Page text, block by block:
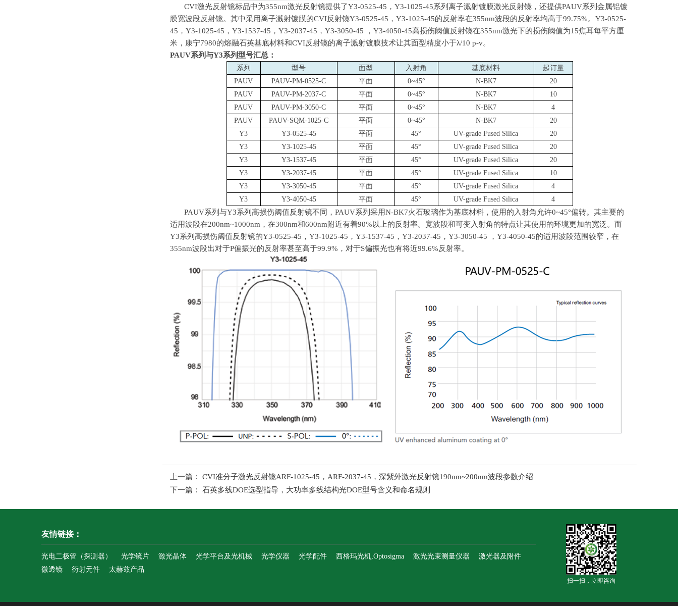
CVI激光反射镜标品中为355nm激光反射镜提供了Y3-0525-45 ， Y3-1025-45系列离子溅射镀膜激光反射镜，还提供PAUV系列金属铝镀
膜宽波段反射镜。其中采用离子溅射镀膜的CVI反射镜Y3-0525-45 ， Y3-1025-45的反射率在355nm波段的反射率均高于99.75%。 Y3-0525-
45 ， Y3-1025-45 ， Y3-1537-45 ， Y3-2037-45 ， Y3-3050-45 ， Y3-4050-45高损伤阈值反射镜在355nm激光下的损伤阈值为15焦耳每平方厘
米，康宁7980的熔融石英基底材料和CVI反射镜的离子溅射镀膜技术让其面型精度小于λ/10 p-v。
PAUV系列与Y3系列型号汇总：
系列 型号 面型 入射角 基底材料
起订量
PAUV
PAUV-PM-0525-C 平面 0~45° N-BK7
20
PAUV
PAUV-PM-2037-C 平面 0~45° N-BK7
10
PAUV
PAUV-PM-3050-C 平面 0~45° N-BK7
4
PAUV
PAUV-SQM-1025-C 平面 0~45° N-BK7
20
Y3
Y3-0525-45 平面 45° UV-grade Fused Silica
20
Y3
Y3-1025-45 平面 45° UV-grade Fused Silica
20
Y3
Y3-1537-45 平面 45° UV-grade Fused Silica
20
Y3
Y3-2037-45 平面 45° UV-grade Fused Silica
10
Y3
Y3-3050-45 平面 45° UV-grade Fused Silica
4
Y3
Y3-4050-45 平面 45° UV-grade Fused Silica 4
PAUV系列与Y3系列高损伤阈值反射镜不同， PAUV系列采用N-BK7火石玻璃作为基底材料，使用的入射角允许0~45°偏转。其主要的
适用波段在200nm~1000nm ，在300nm和600nm附近有着90%以上的反射率。宽波段和可变入射角的特点让其使用的环境更加的宽泛。而
Y3系列高损伤阈值反射镜的Y3-0525-45， Y3-1025-45 ，Y3-1537-45， Y3-2037-45 ， Y3-3050-45 ， Y3-4050-45的适用波段范围较窄，在
355nm波段出对于P偏振光的反射率甚至高于99.9% ，对于S偏振光也有将近99.6%反射率。
上一篇： CVI准分子激光反射镜ARF-1025-45，ARF-2037-45，深紫外激光反射镜190nm~200nm波段参数介绍
下一篇： 石英多线DOE选型指导，大功率多线结构光DOE型号含义和命名规则
友情链接：
光电二极管（探测器） 光学镜片 激光晶体 光学平台及光机械 光学仪器 光学配件 西格玛光机,Optosigma 激光光束测量仪器
激光器及附件
微透镜
衍射元件 太赫兹产品
扫一扫，立即咨询